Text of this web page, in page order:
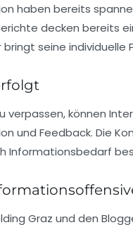
haben bereits
decken bereits
seine
können
und Feedback. Die
Informationsbedarf
Graz und den